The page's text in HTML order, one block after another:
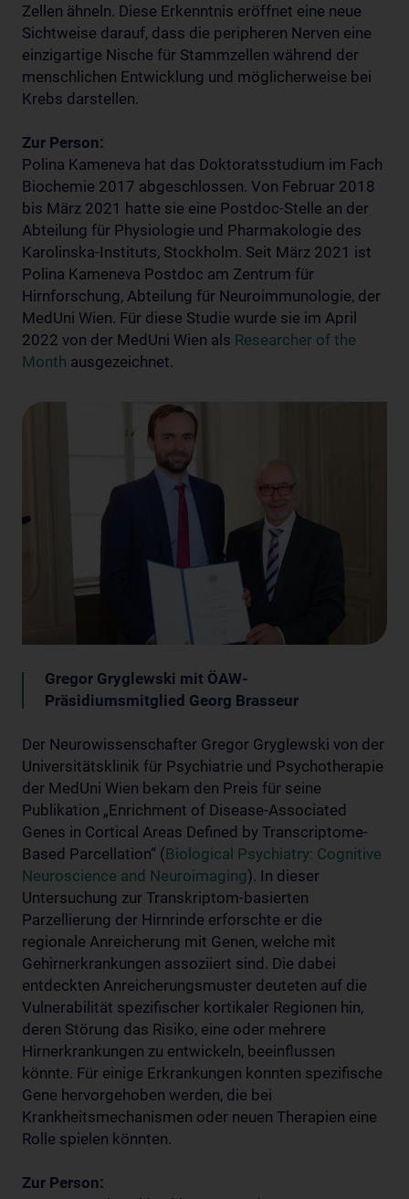
Zellen ähneln. Diese Erkenntnis eröffnet eine neue
Sichtweise darauf, dass die peripheren Nerven eine
einzigartige Nische für Stammzellen während der
menschlichen Entwicklung und möglicherweise bei
Krebs darstellen.
Zur Person:
Polina Kameneva hat das Doktoratsstudium im Fach
Biochemie 2017 abgeschlossen. Von Februar 2018
bis März 2021 hatte sie eine Postdoc-Stelle an der
Abteilung für Physiologie und Pharmakologie des
Karolinska-Instituts, Stockholm. Seit März 2021 ist
Polina Kameneva Postdoc am Zentrum für
Hirnforschung, Abteilung für Neuroimmunologie, der
MedUni Wien. Für diese Studie wurde sie im April
2022 von der MedUni Wien als Researcher of the
Month ausgezeichnet.
Gregor Gryglewski mit ÖAW-
Präsidiumsmitglied Georg Brasseur
Der Neurowissenschafter Gregor Gryglewski von der
Universitätsklinik für Psychiatrie und Psychotherapie
der MedUni Wien bekam den Preis für seine
Publikation „Enrichment of Disease-Associated
Genes in Cortical Areas Defined by Transcriptome-
Based Parcellation“ (Biological Psychiatry: Cognitive
Neuroscience and Neuroimaging). In dieser
Untersuchung zur Transkriptom-basierten
Parzellierung der Hirnrinde erforschte er die
regionale Anreicherung mit Genen, welche mit
Gehirnerkrankungen assoziiert sind. Die dabei
entdeckten Anreicherungsmuster deuteten auf die
Vulnerabilität spezifischer kortikaler Regionen hin,
deren Störung das Risiko, eine oder mehrere
Hirnerkrankungen zu entwickeln, beeinflussen
könnte. Für einige Erkrankungen konnten spezifische
Gene hervorgehoben werden, die bei
Krankheitsmechanismen oder neuen Therapien eine
Rolle spielen könnten.
Zur Person: